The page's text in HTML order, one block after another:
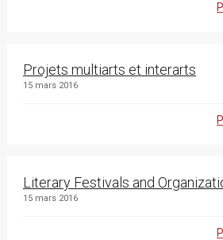
Projets multiarts et interarts
15 mars 2016
Literary Festivals and
15 mars 2016